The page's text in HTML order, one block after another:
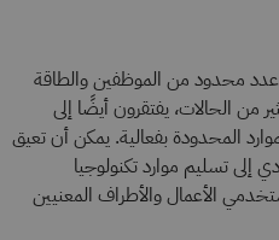
عدد محدود من الموظفين والطاقة
من الحالات، يفتقرون أيضًا إلى
المحدودة بفعالية. يمكن أن تعيق
إلى تسليم موارد تكنولوجيا
الأعمال والأطراف المعنيين